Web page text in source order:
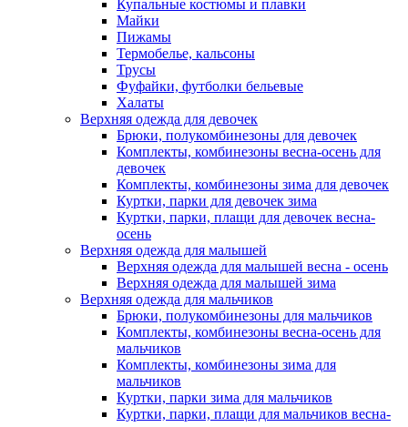
Купальные костюмы и плавки
Майки
Пижамы
Термобелье, кальсоны
Трусы
Фуфайки, футболки бельевые
Халаты
Верхняя одежда для девочек
Брюки, полукомбинезоны для девочек
Комплекты, комбинезоны весна-осень для
девочек
Комплекты, комбинезоны зима для девочек
Куртки, парки для девочек зима
Куртки, парки, плащи для девочек весна-
осень
Верхняя одежда для малышей
Верхняя одежда для малышей весна - осень
Верхняя одежда для малышей зима
Верхняя одежда для мальчиков
Брюки, полукомбинезоны для мальчиков
Комплекты, комбинезоны весна-осень для
мальчиков
Комплекты, комбинезоны зима для
мальчиков
Куртки, парки зима для мальчиков
Куртки, парки, плащи для мальчиков весна-